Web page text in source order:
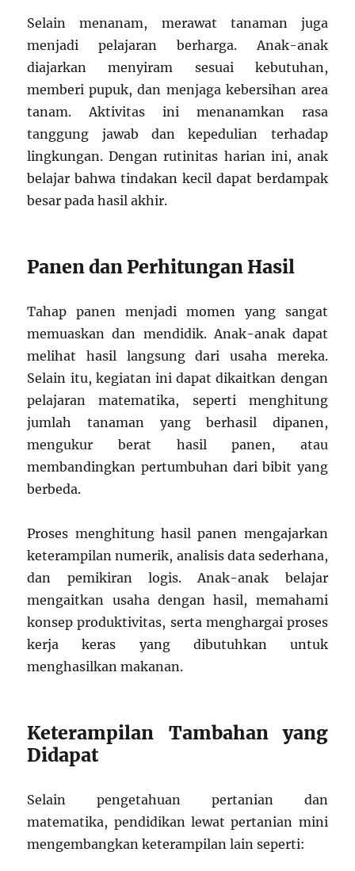
Selain menanam, merawat tanaman juga
menjadi pelajaran berharga. Anak-anak
diajarkan menyiram sesuai kebutuhan,
memberi pupuk, dan menjaga kebersihan area
tanam. Aktivitas ini menanamkan rasa
tanggung jawab dan kepedulian terhadap
lingkungan. Dengan rutinitas harian ini, anak
belajar bahwa tindakan kecil dapat berdampak
besar pada hasil akhir.
Panen dan Perhitungan Hasil
Tahap panen menjadi momen yang sangat
memuaskan dan mendidik. Anak-anak dapat
melihat hasil langsung dari usaha mereka.
Selain itu, kegiatan ini dapat dikaitkan dengan
pelajaran matematika, seperti menghitung
jumlah tanaman yang berhasil dipanen,
mengukur berat hasil panen, atau
membandingkan pertumbuhan dari bibit yang
berbeda.
Proses menghitung hasil panen mengajarkan
keterampilan numerik, analisis data sederhana,
dan pemikiran logis. Anak-anak belajar
mengaitkan usaha dengan hasil, memahami
konsep produktivitas, serta menghargai proses
kerja keras yang dibutuhkan untuk
menghasilkan makanan.
Keterampilan Tambahan yang
Didapat
Selain pengetahuan pertanian dan
matematika, pendidikan lewat pertanian mini
mengembangkan keterampilan lain seperti: